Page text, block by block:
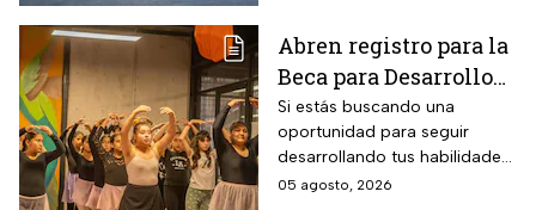
Abren registro para la
Beca para Desarrollo
de Talento PILARES;
requisitos para recibir
hasta 10 mil pesos
Si estás buscando una
oportunidad para seguir
desarrollando tus habilidades
puedes registrarte para la
05 agosto, 2026